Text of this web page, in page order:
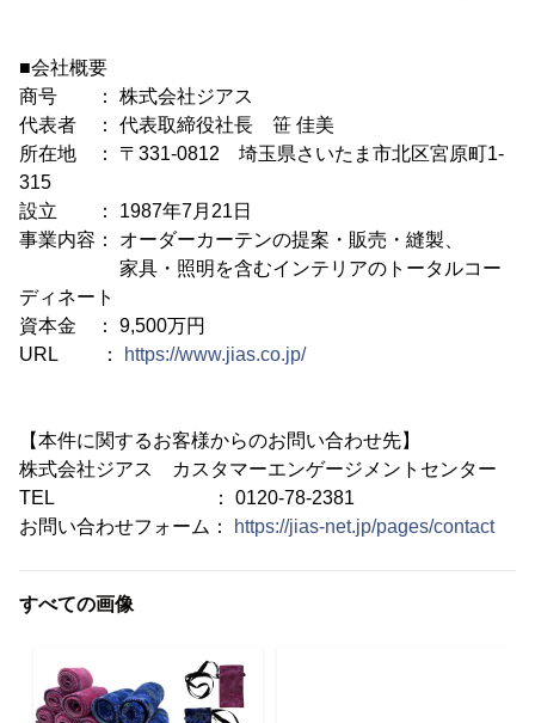
■会社概要
商号 ： 株式会社ジアス
代表者 ： 代表取締役社長 笹 佳美
所在地 ： 〒331-0812 埼玉県さいたま市北区宮原町1-
315
設立 ： 1987年7月21日
事業内容： オーダーカーテンの提案・販売・縫製、
家具・照明を含むインテリアのトータルコー
ディネート
資本金 ： 9,500万円
URL ：
https://www.jias.co.jp/
【本件に関するお客様からのお問い合わせ先】
株式会社ジアス カスタマーエンゲージメントセンター
TEL ： 0120-78-2381
お問い合わせフォーム：
https://jias-net.jp/pages/contact
すべての画像